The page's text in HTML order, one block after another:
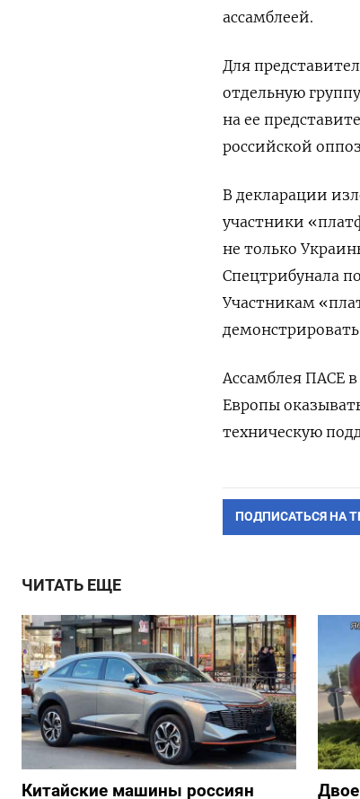
ассамблеей.
Для
отдельную
на ее
российской
В декларации
участники
не только
Спецтрибунала
Участникам
Ассамблея ПАСЕ
Европы
техническую
ПОДПИСАТЬСЯ НА
ЧИТАТЬ ЕЩЕ
Китайские машины россиян